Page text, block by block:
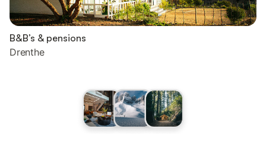
B&B’s & pensions
Drenthe